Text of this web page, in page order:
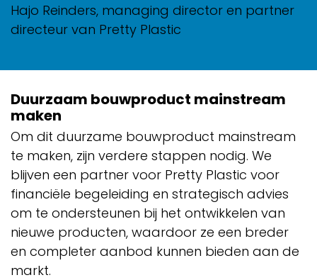
Hajo Reinders, managing director en partner
directeur van Pretty Plastic
Duurzaam bouwproduct mainstream
maken
Om dit duurzame bouwproduct mainstream
te maken, zijn verdere stappen nodig. We
blijven een partner voor Pretty Plastic voor
financiële begeleiding en strategisch advies
om te ondersteunen bij het ontwikkelen van
nieuwe producten, waardoor ze een breder
en completer aanbod kunnen bieden aan de
markt.